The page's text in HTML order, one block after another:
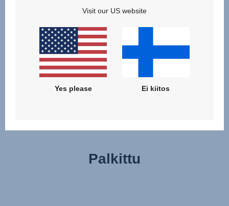
vetoketjullista jalkapeitettä, jota ei tarvitse irrottaa
kokonaan. Tai nosta kevyt vaunukoppa kokonaan irti
näppärästi muistipainikkeilla varustetun
vapautusmekanismin avulla, vaikka sinulla olisi vain yksi
Palkittu
Visit our US website
Yes please Ei kiitos